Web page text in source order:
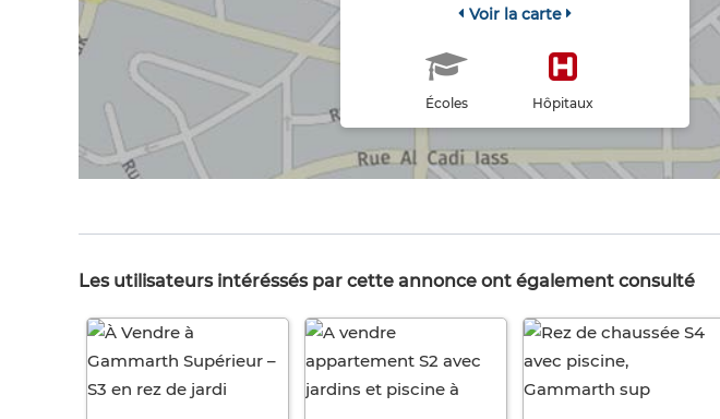
Voir la carte
Écoles Hôpitaux
Les utilisateurs intéréssés par cette annonce ont également consulté